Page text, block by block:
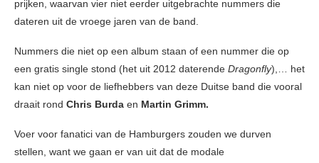
prijken, waarvan vier niet eerder uitgebrachte nummers die
dateren uit de vroege jaren van de band.
Nummers die niet op een album staan of een nummer die op
een gratis single stond (het uit 2012 daterende Dragonfly),… het
kan niet op voor de liefhebbers van deze Duitse band die vooral
draait rond Chris Burda en Martin Grimm.
Voer voor fanatici van de Hamburgers zouden we durven
stellen, want we gaan er van uit dat de modale